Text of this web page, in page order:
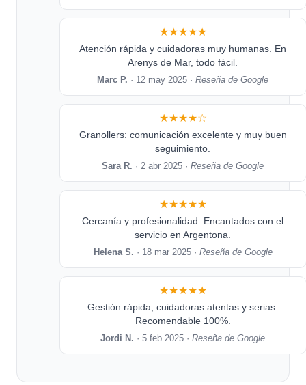
★★★★★
Atención rápida y cuidadoras muy humanas. En
Arenys de Mar, todo fácil.
Marc P. · 12 may 2025 ·Reseña de Google
★★★★☆
Granollers: comunicación excelente y muy buen
seguimiento.
Sara R. · 2 abr 2025 ·Reseña de Google
★★★★★
Cercanía y profesionalidad. Encantados con el
servicio en Argentona.
Helena S. · 18 mar 2025 · Reseña de Google
★★★★★
Gestión rápida, cuidadoras atentas y serias.
Recomendable 100%.
Jordi N. · 5 feb 2025 ·Reseña de Google